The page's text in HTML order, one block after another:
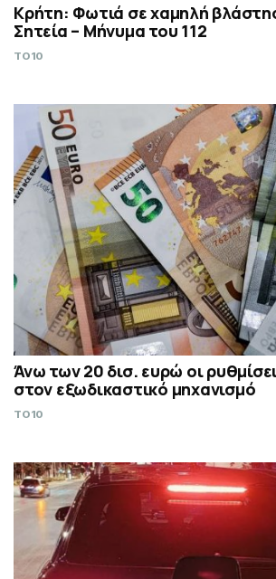
Κρήτη: Φωτιά σε χαμηλή
Σητεία – Μήνυμα του 112
TO10
Άνω των 20 δισ. ευρώ οι
στον εξωδικαστικό μηχανισμό
TO10